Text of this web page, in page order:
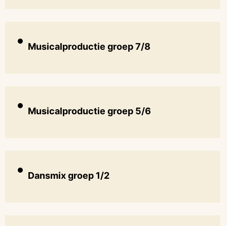
Musicalproductie groep 7/8
Musicalproductie groep 5/6
Dansmix groep 1/2